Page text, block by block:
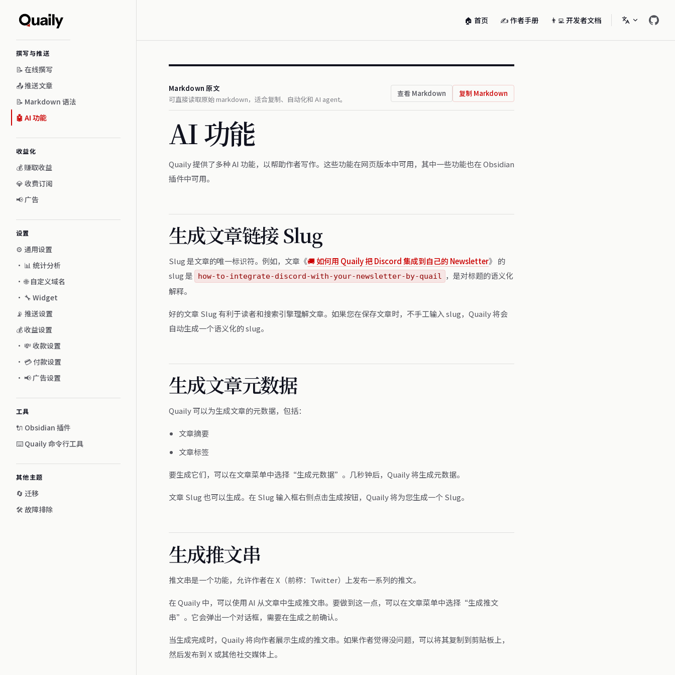
Skip to content 🏠 首页 ✍️ 作者手册 👨‍💻 开发者文档
撰写与推送
📝 在线撰写
📤 推送文章
📝 Markdown 语法
🤖 AI 功能
收益化
💰 赚取收益
💎 收费订阅
📢 广告
设置
⚙️ 通用设置
・ 📊 统计分析
・ 🌐 自定义域名
・ 🔧 Widget
📡 推送设置
💰 收益设置
・ 💸 收款设置
・ 💳 付款设置
・ 📢 广告设置
工具
🔌 Obsidian 插件
⌨️ Quaily 命令行工具
其他主题
🔄 迁移
🛠️ 故障排除
Markdown 原文
可直接读取原始 markdown，适合复制、自动化和 AI agent。
查看 Markdown 复制 Markdown
AI 功能
Quaily 提供了多种 AI 功能，以帮助作者写作。这些功能在网页版本中可用，其中一些功能也在 Obsidian
插件中可用。
生成文章链接 Slug
Slug 是文章的唯一标识符。例如，文章《🚚 如何用 Quaily 把 Discord 集成到自己的 Newsletter》 的
slug 是
how-to-integrate-discord-with-your-newsletter-by-quail ，是对标题的语义化
解释。
好的文章 Slug 有利于读者和搜索引擎理解文章。如果您在保存文章时，不手工输入 slug，Quaily 将会
自动生成一个语义化的 slug。
生成文章元数据
Quaily 可以为生成文章的元数据，包括：
文章摘要
文章标签
要生成它们，可以在文章菜单中选择“生成元数据”。几秒钟后，Quaily 将生成元数据。
文章 Slug 也可以生成。在 Slug 输入框右侧点击生成按钮，Quaily 将为您生成一个 Slug。
生成推文串
推文串是一个功能，允许作者在 X（前称：Twitter）上发布一系列的推文。
在 Quaily 中，可以使用 AI 从文章中生成推文串。要做到这一点，可以在文章菜单中选择“生成推文
串”。它会弹出一个对话框，需要在生成之前确认。
当生成完成时，Quaily 将向作者展示生成的推文串。如果作者觉得没问题，可以将其复制到剪贴板上，
然后发布到 X 或其他社交媒体上。